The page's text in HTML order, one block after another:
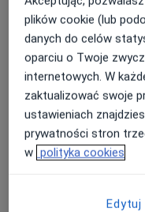
Pakiet KOMBO -
ginekologiczna + USG
ginekologiczne + USG
cytologia płynna
600 zł Szczegóły
Prowadzenie ciąży
260 zł - 350 zł
plików cookie (lub
danych do celów
oparciu o Twoje
internetowych. W
zaktualizować swoje
ustawieniach
prywatności stron
w polityka cookies